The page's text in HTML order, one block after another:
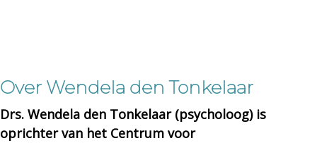
Over Wendela den Tonkelaar
Drs. Wendela den Tonkelaar (psycholoog) is
oprichter van het Centrum voor